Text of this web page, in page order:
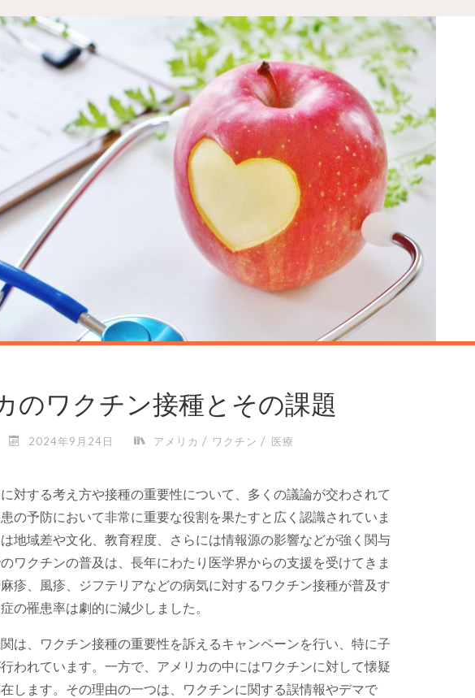
のワクチン接種とその課題
2024年9月24日 アメリカ / ワクチン / 医療
対する考え方や接種の重要性について、多くの議論が交わされて
の予防において非常に重要な役割を果たすと広く認識されていま
地域差や文化、教育程度、さらには情報源の影響などが強く関与
ワクチンの普及は、長年にわたり医学界からの支援を受けてきま
疹、風疹、ジフテリアなどの病気に対するワクチン接種が普及す
の罹患率は劇的に減少しました。
は、ワクチン接種の重要性を訴えるキャンペーンを行い、特に子
われています。一方で、アメリカの中にはワクチンに対して懐疑
します。その理由の一つは、ワクチンに関する誤情報やデマで